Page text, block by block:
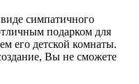
симпатичного
подарком для
его детской комнаты.
Вы не сможете